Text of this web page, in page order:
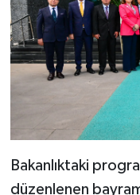
Bakanlıktaki
düzenlenen